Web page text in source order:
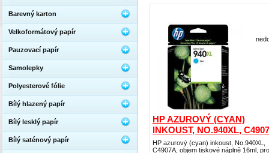
HP AZUROVÝ (CYAN)
INKOUST, NO.940XL,
HP azurový (cyan) inkoust, No.940XL,
C4907A, objem tiskové náplně 16ml, pro
Barevný karton
Velkoformátový papír
Pauzovací papír
Samolepky
Polyesterové fólie
Bílý hlazený papír
Bílý lesklý papír
Bílý saténový papír